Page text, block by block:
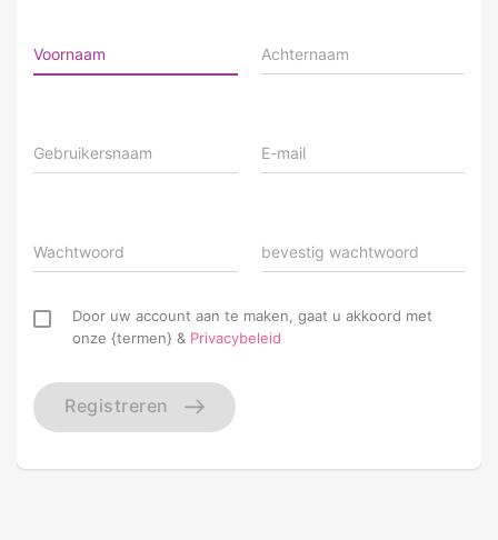
Voornaam Achternaam
Gebruikersnaam E-mail
Wachtwoord bevestig wachtwoord
Door uw account aan te maken, gaat u akkoord met
onze {termen} & Privacybeleid
Registreren